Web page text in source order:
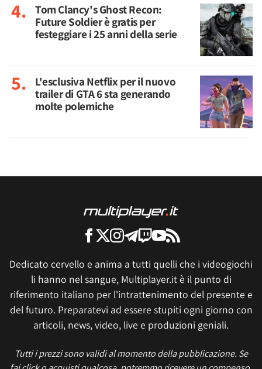
Tom Clancy's Ghost Recon:
Future Soldier è gratis per
festeggiare i 25 anni della serie
L'esclusiva Netflix per il nuovo
trailer di GTA 6 sta generando
molte polemiche
Dedicato cervello e anima a tutti quelli che i videogiochi
li hanno nel sangue, Multiplayer.it è il punto di
riferimento italiano per l'intrattenimento del presente e
del futuro. Preparatevi ad essere stupiti ogni giorno con
articoli, news, video, live e produzioni geniali.
Tutti i prezzi sono validi al momento della pubblicazione. Se